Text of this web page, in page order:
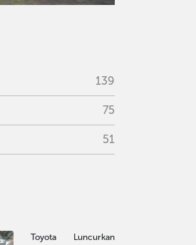
139
75
51
Toyota Luncurkan